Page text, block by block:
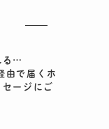
る…
由で届くホ
ージにご